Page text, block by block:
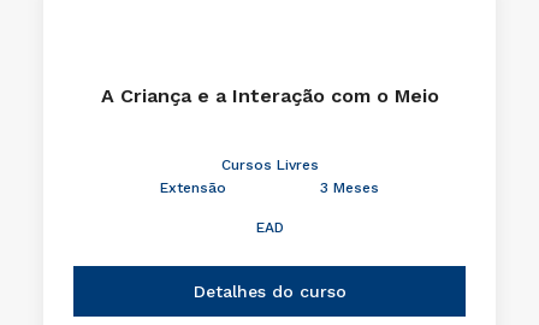
A Criança e a Interação com o Meio
Cursos Livres
Extensão
3 Meses
EAD
Detalhes do curso